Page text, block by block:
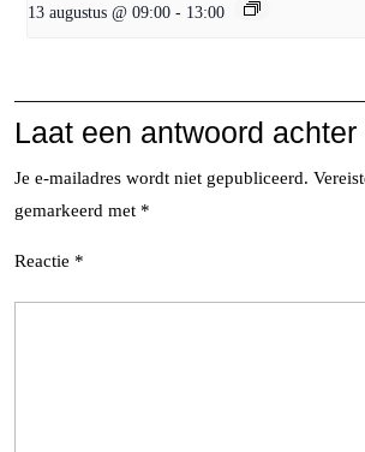
13 augustus @ 09:00 - 13:00
Laat een antwoord achter
Je e-mailadres wordt niet gepubliceerd.
gemarkeerd met *
Reactie *